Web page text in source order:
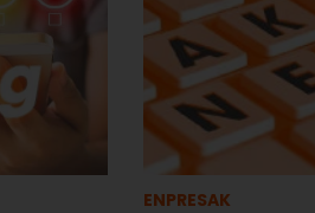
ENPRESAK